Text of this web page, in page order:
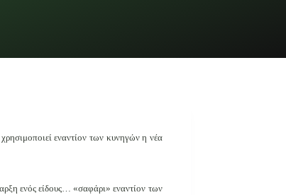
εναντίον των κυνηγών η νέα
ενός είδους… «σαφάρι» εναντίον των